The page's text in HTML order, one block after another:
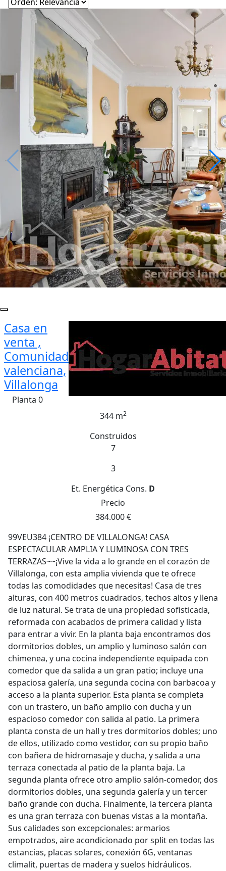
Casa en
venta ,
Comunidad
valenciana,
Villalonga
Planta 0
344 m2
Construidos
7
3
Et. Energética Cons. D
Precio
384.000 €
99VEU384 ¡CENTRO DE VILLALONGA! CASA
ESPECTACULAR AMPLIA Y LUMINOSA CON TRES
TERRAZAS~~¡Vive la vida a lo grande en el corazón de
Villalonga, con esta amplia vivienda que te ofrece
todas las comodidades que necesitas! Casa de tres
alturas, con 400 metros cuadrados, techos altos y llena
de luz natural. Se trata de una propiedad sofisticada,
reformada con acabados de primera calidad y lista
para entrar a vivir. En la planta baja encontramos dos
dormitorios dobles, un amplio y luminoso salón con
chimenea, y una cocina independiente equipada con
comedor que da salida a un gran patio; incluye una
espaciosa galería, una segunda cocina con barbacoa y
acceso a la planta superior. Esta planta se completa
con un trastero, un baño amplio con ducha y un
espacioso comedor con salida al patio. La primera
planta consta de un hall y tres dormitorios dobles; uno
de ellos, utilizado como vestidor, con su propio baño
con bañera de hidromasaje y ducha, y salida a una
terraza conectada al patio de la planta baja. La
segunda planta ofrece otro amplio salón-comedor, dos
dormitorios dobles, una segunda galería y un tercer
baño grande con ducha. Finalmente, la tercera planta
es una gran terraza con buenas vistas a la montaña.
Sus calidades son excepcionales: armarios
empotrados, aire acondicionado por split en todas las
estancias, placas solares, conexión 6G, ventanas
climalit, puertas de madera y suelos hidráulicos.